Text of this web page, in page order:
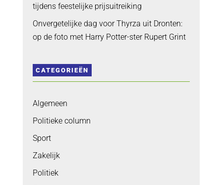
tijdens feestelijke prijsuitreiking
Onvergetelijke dag voor Thyrza uit Dronten:
op de foto met Harry Potter-ster Rupert Grint
CATEGORIEËN
Algemeen
Politieke column
Sport
Zakelijk
Politiek